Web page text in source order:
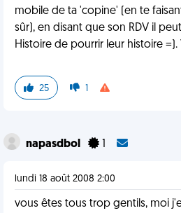
mobile de ta 'copine' (en te
sûr), en disant que son RDV il
Histoire de pourrir leur histoire =).
25 1
napasdbol
lundi 18 août 2008 2:00
vous êtes tous trop gentils, moi